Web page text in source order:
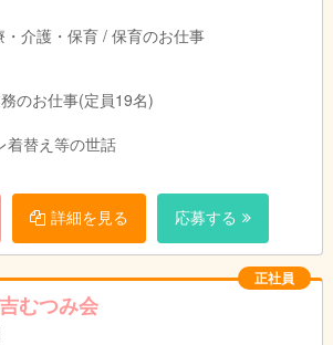
外 有 月平均６時間
・介護・保育 / 保育のお仕事
のお仕事(定員19名)
着替え等の世話
詳細を見る 応募する
正社員
むつみ会